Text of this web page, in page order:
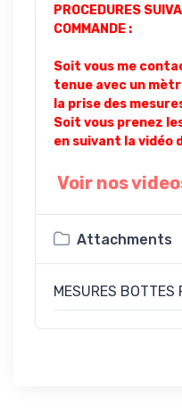
PROCEDURES
COMMANDE :
Soit vous me
tenue avec un
la prise des
Soit vous prenez
en suivant la vidéo
Voir nos
Attachments
MESURES BOTTES